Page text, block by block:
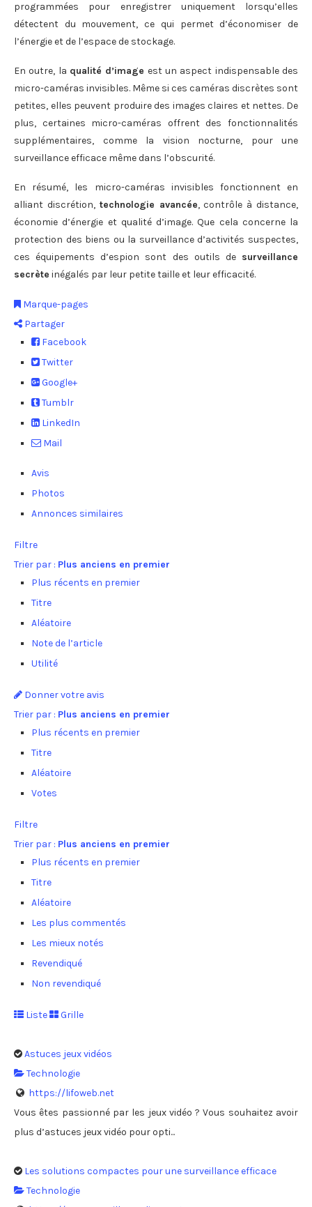
programmées pour enregistrer uniquement lorsqu’elles
détectent du mouvement, ce qui permet d’économiser de
l’énergie et de l’espace de stockage.
En outre, la qualité d’image est un aspect indispensable des
micro-caméras invisibles. Même si ces caméras discrètes sont
petites, elles peuvent produire des images claires et nettes. De
plus, certaines micro-caméras offrent des fonctionnalités
supplémentaires, comme la vision nocturne, pour une
surveillance efficace même dans l’obscurité.
En résumé, les micro-caméras invisibles fonctionnent en
alliant discrétion, technologie avancée, contrôle à distance,
économie d’énergie et qualité d’image. Que cela concerne la
protection des biens ou la surveillance d’activités suspectes,
ces équipements d’espion sont des outils de surveillance
secrète inégalés par leur petite taille et leur efficacité.
Marque-pages
Partager
Facebook
Twitter
Google+
Tumblr
LinkedIn
Mail
Avis
Photos
Annonces similaires
Filtre
Trier par : Plus anciens en premier
Plus récents en premier
Titre
Aléatoire
Note de l’article
Utilité
Donner votre avis
Trier par : Plus anciens en premier
Plus récents en premier
Titre
Aléatoire
Votes
Filtre
Trier par : Plus anciens en premier
Plus récents en premier
Titre
Aléatoire
Les plus commentés
Les mieux notés
Revendiqué
Non revendiqué
Liste Grille
Astuces jeux vidéos
Technologie
https://lifoweb.net
Vous êtes passionné par les jeux vidéo ? Vous souhaitez avoir
plus d’astuces jeux vidéo pour opti...
Les solutions compactes pour une surveillance efficace
Technologie